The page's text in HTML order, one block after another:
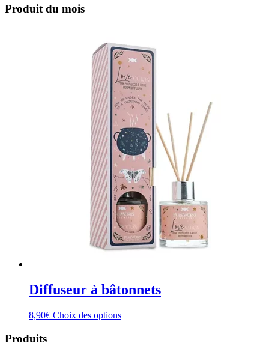
Produit du mois
Diffuseur à bâtonnets
8,90€ Choix des optionsCe
Produits